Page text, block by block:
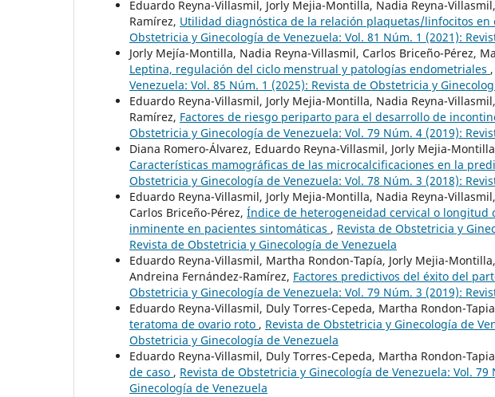
Eduardo Reyna-Villasmil, Jorly Mejia-Montilla, Nadia Reyna-
Ramírez, Utilidad diagnóstica de la relación plaquetas/linfocitos en
Obstetricia y Ginecología de Venezuela: Vol. 81 Núm. 1 (2021):
Jorly Mejía-Montilla, Nadia Reyna-Villasmil, Carlos Briceño-Pérez,
Leptina, regulación del ciclo menstrual y patologías endometriales ,
Venezuela: Vol. 85 Núm. 1 (2025): Revista de Obstetricia y
Eduardo Reyna-Villasmil, Jorly Mejia-Montilla, Nadia Reyna-
Ramírez, Factores de riesgo periparto para el desarrollo de
Obstetricia y Ginecología de Venezuela: Vol. 79 Núm. 4 (2019):
Diana Romero-Álvarez, Eduardo Reyna-Villasmil, Jorly Mejia-
Características mamográficas de las microcalcificaciones en la
Obstetricia y Ginecología de Venezuela: Vol. 78 Núm. 3 (2018):
Eduardo Reyna-Villasmil, Jorly Mejia-Montilla, Nadia Reyna-
Carlos Briceño-Pérez, Índice de heterogeneidad cervical o
inminente en pacientes sintomáticas , Revista de Obstetricia y
Revista de Obstetricia y Ginecología de Venezuela
Eduardo Reyna-Villasmil, Martha Rondon-Tapía, Jorly Mejia-
Andreina Fernández-Ramírez, Factores predictivos del éxito del
Obstetricia y Ginecología de Venezuela: Vol. 79 Núm. 3 (2019):
Eduardo Reyna-Villasmil, Duly Torres-Cepeda, Martha Rondon-
teratoma de ovario roto , Revista de Obstetricia y Ginecología de
Obstetricia y Ginecología de Venezuela
Eduardo Reyna-Villasmil, Duly Torres-Cepeda, Martha Rondon-
de caso , Revista de Obstetricia y Ginecología de Venezuela: Vol.
Ginecología de Venezuela